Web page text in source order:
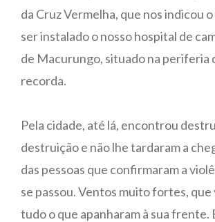
da Cruz Vermelha, que nos indicou
ser instalado o nosso hospital de
de Macurungo, situado na periferia
recorda.
Pela cidade, até lá, encontrou
destruição e não lhe tardaram a
das pessoas que confirmaram a
se passou. Ventos muito fortes,
tudo o que apanharam à sua frente.